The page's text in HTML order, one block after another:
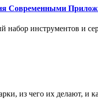
Современными
инструментов и
из чего их делают, и